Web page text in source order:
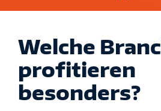
Welche
profitieren
besonders?